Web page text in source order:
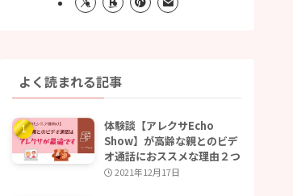
よく読まれる記事
体験談【アレクサEcho
Show】が高齢な親とのビデ
オ通話におススメな理由２つ
2021年12月17日